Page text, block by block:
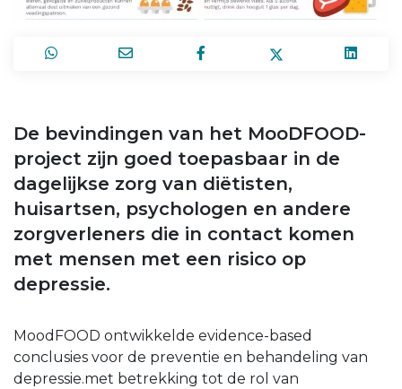
De bevindingen van het MooDFOOD-
project zijn goed toepasbaar in de
dagelijkse zorg van diëtisten,
huisartsen, psychologen en andere
zorgverleners die in contact komen
met mensen met een risico op
depressie.
MoodFOOD ontwikkelde evidence-based
conclusies voor de preventie en behandeling van
depressie.met betrekking tot de rol van